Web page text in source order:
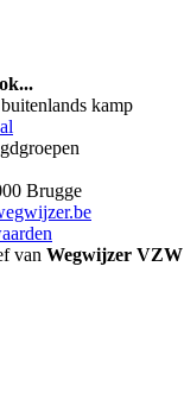
kamp
Brugge
van Wegwijzer VZW